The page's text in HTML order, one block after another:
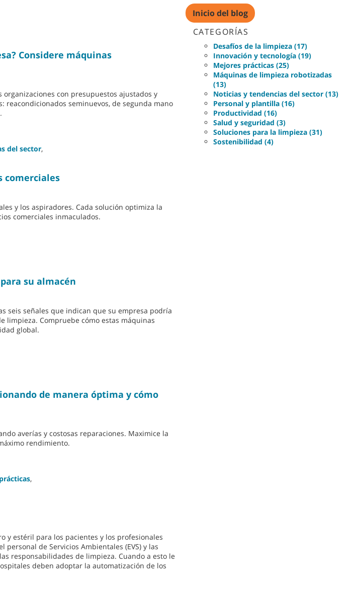
Considere máquinas
con presupuestos ajustados y
reacondicionados seminuevos, de segunda mano
del sector,
comerciales
y los aspiradores. Cada solución optimiza la
comerciales inmaculados.
su almacén
seis señales que indican que su empresa podría
limpieza. Compruebe cómo estas máquinas
global.
de manera óptima y cómo
averías y costosas reparaciones. Maximice la
rendimiento.
,
y estéril para los pacientes y los profesionales
de Servicios Ambientales (EVS) y las
responsabilidades de limpieza. Cuando a esto le
deben adoptar la automatización de los
Inicio del blog
CATEGORÍAS
Desafíos de la limpieza (17)
Innovación y tecnología (19)
Mejores prácticas (25)
Máquinas de limpieza robotizadas
(13)
Noticias y tendencias del sector (13)
Personal y plantilla (16)
Productividad (16)
Salud y seguridad (3)
Soluciones para la limpieza (31)
Sostenibilidad (4)